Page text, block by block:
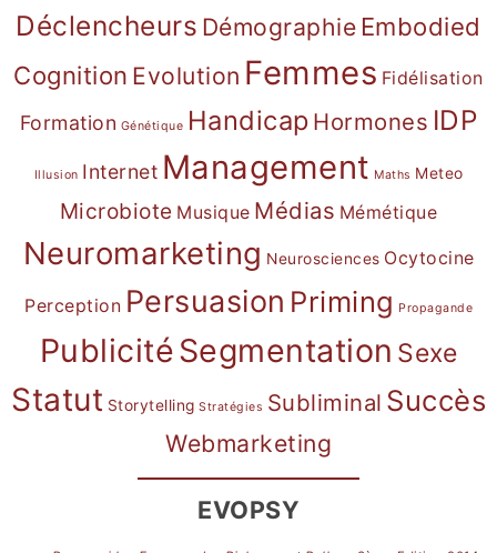
Déclencheurs Démographie Embodied
Cognition Evolution Femmes Fidélisation
Formation Génétique Handicap Hormones IDP
Illusion Internet Management Maths Meteo
Microbiote Musique Médias Mémétique
Neuromarketing Neurosciences Ocytocine
Perception Persuasion Priming Propagande
PublicitéSegmentation Sexe
Statut Storytelling Stratégies Subliminal Succès
Webmarketing
EVOPSY